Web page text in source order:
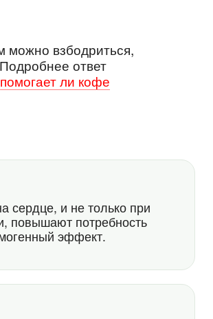
можно взбодриться,
ответ
помогает ли кофе
сердце, и не только при
повышают потребность
эффект.